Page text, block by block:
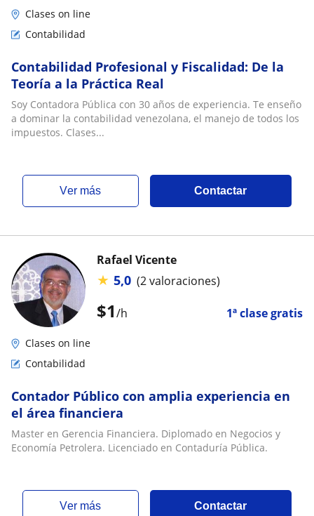
Clases on line
Contabilidad
Contabilidad Profesional y Fiscalidad: De la
Teoría a la Práctica Real
Soy Contadora Pública con 30 años de experiencia. Te enseño
a dominar la contabilidad venezolana, el manejo de todos los
impuestos. Clases...
ver más Contactar
$1/h 1ª clase gratis
Rafael Vicente
★ 5,0 (2 valoraciones)
Clases on line
Contabilidad
Contador Público con amplia experiencia en
el área financiera
Master en Gerencia Financiera. Diplomado en Negocios y
Economía Petrolera. Licenciado en Contaduría Pública.
ver más Contactar